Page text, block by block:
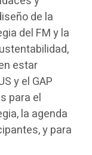
de la
del FM y la
estar
y el GAP
para el
la agenda
y para